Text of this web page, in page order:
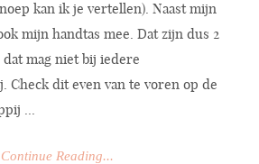
kan ik je vertellen). Naast mijn
mijn handtas mee. Dat zijn dus 2
dat mag niet bij iedere
Check dit even van te voren op de
...
Continue Reading...